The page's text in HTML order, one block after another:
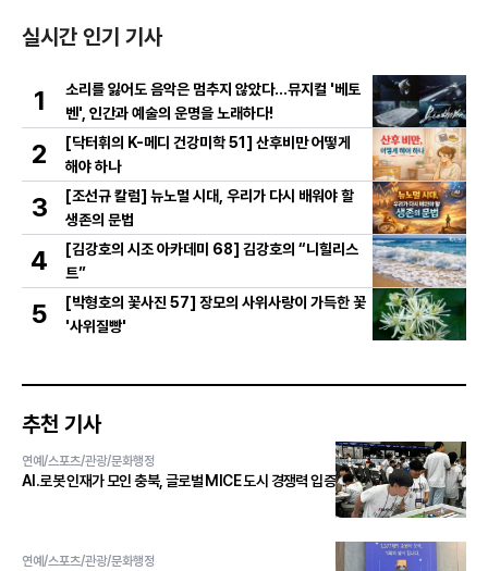
실시간 인기 기사
1
소리를 잃어도 음악은 멈추지 않았다…뮤지컬 '베토
벤', 인간과 예술의 운명을 노래하다!
2
[닥터휘의 K-메디 건강미학 51] 산후비만 어떻게
해야 하나
3
[조선규 칼럼] 뉴노멀 시대, 우리가 다시 배워야 할
생존의 문법
4
[김강호의 시조 아카데미 68] 김강호의 “니힐리스
트”
5
[박형호의 꽃사진 57] 장모의 사위사랑이 가득한 꽃
'사위질빵'
추천 기사
연예/스포츠/관광/문화행정
AI․로봇 인재가 모인 충북, 글로벌 MICE 도시 경쟁력 입증
연예/스포츠/관광/문화행정